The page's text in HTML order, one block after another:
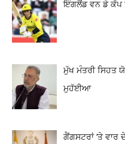
ਇੰਗਲੈਂਡ ਵਨ ਡੇ ਕੱਪ
ਮੁੱਖ ਮੰਤਰੀ ਸਿਹਤ
ਮੁਹੱਈਆ
ਗੈਂਗਸਟਰਾਂ ‘ਤੇ ਵਾਰ